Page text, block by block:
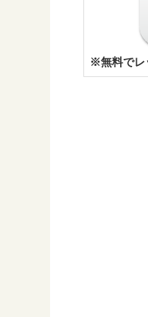
※無料でレ